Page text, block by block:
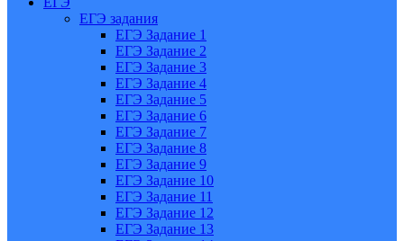
ЕГЭ задания
ЕГЭ Задание 1
ЕГЭ Задание 2
ЕГЭ Задание 3
ЕГЭ Задание 4
ЕГЭ Задание 5
ЕГЭ Задание 6
ЕГЭ Задание 7
ЕГЭ Задание 8
ЕГЭ Задание 9
ЕГЭ Задание 10
ЕГЭ Задание 11
ЕГЭ Задание 12
ЕГЭ Задание 13